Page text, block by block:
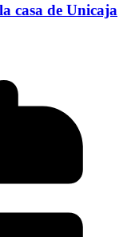
casa de Unicaja